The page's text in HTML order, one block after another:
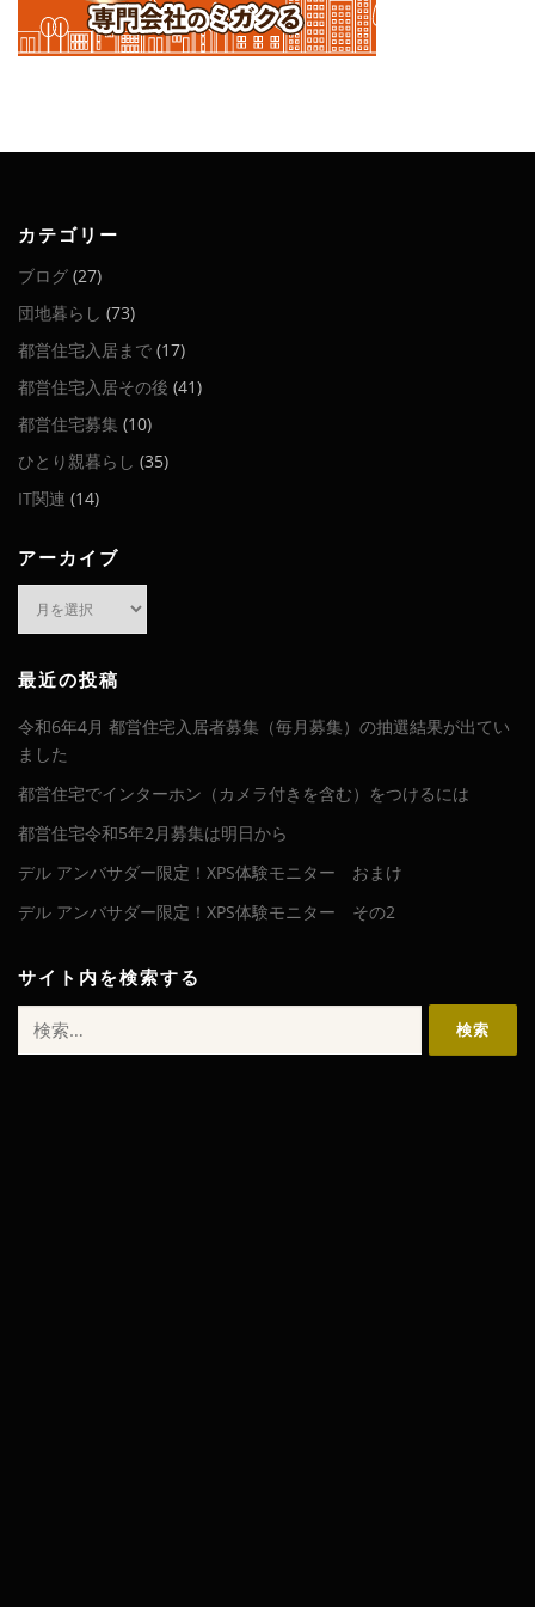
カテゴリー
ブログ (27)
団地暮らし (73)
都営住宅入居まで (17)
都営住宅入居その後 (41)
都営住宅募集 (10)
ひとり親暮らし (35)
IT関連 (14)
アーカイブ
イ
最近の投稿
令和6年4月 都営住宅入居者募集（毎月募集）の抽選結果が出てい
ました
都営住宅でインターホン（カメラ付きを含む）をつけるには
都営住宅令和5年2月募集は明日から
デル アンバサダー限定！XPS体験モニター おまけ
デル アンバサダー限定！XPS体験モニター その2
サイト内を検索する
索: